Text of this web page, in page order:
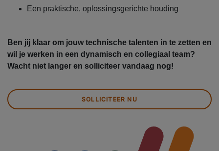
Een praktische, oplossingsgerichte houding
Ben jij klaar om jouw technische talenten in te zetten en
wil je werken in een dynamisch en collegiaal team?
Wacht niet langer en solliciteer vandaag nog!
SOLLICITEER NU